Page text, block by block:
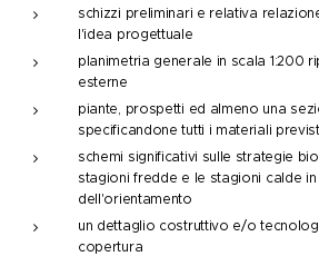
schizzi preliminari e relativa
l'idea progettuale
planimetria generale in scala 1:200
esterne
piante, prospetti ed almeno una
specificandone tutti i materiali
schemi significativi sulle strategie
stagioni fredde e le stagioni calde in
dell'orientamento
un dettaglio costruttivo e/o
copertura